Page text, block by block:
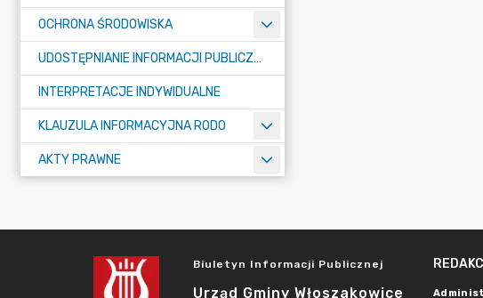
OCHRONA ŚRODOWISKA
UDOSTĘPNIANIE INFORMACJI PUBLICZNEJ
INTERPRETACJE INDYWIDUALNE
KLAUZULA INFORMACYJNA RODO
AKTY PRAWNE
Biuletyn Informacji Publicznej
Urząd Gminy Włoszakowice